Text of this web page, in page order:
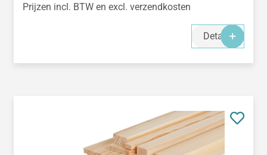
Prijzen incl. BTW en excl. verzendkosten
Details